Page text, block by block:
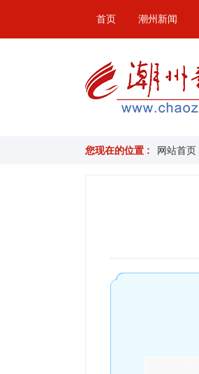
首页 潮州新闻
您现在的位置 : 网站首页